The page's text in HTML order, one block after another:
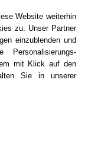
Website weiterhin
zu. Unser Partner
einzublenden und
mit Klick auf den
Sie in unserer